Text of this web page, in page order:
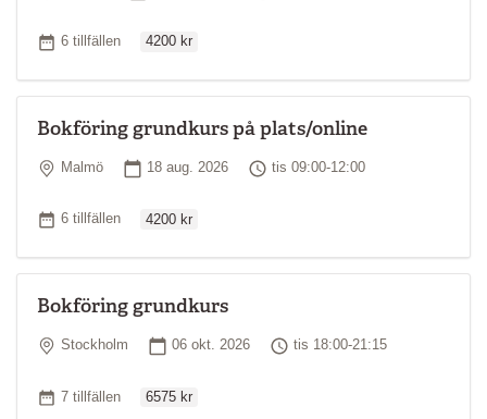
Antal tillfällen
6 tillfällen 4200 kr
Bokföring grundkurs på plats/online
Plats
Malmö Startdatum
18 aug. 2026 Tid
tis 09:00-12:00
Antal tillfällen
6 tillfällen 4200 kr
Bokföring grundkurs
Plats
Stockholm Startdatum
06 okt. 2026 Tid
tis 18:00-21:15
Antal tillfällen
7 tillfällen 6575 kr